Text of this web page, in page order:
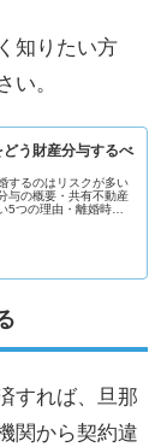
知りたい方
い。
う財産分与するべ
するのはリスクが多い
与の概要・共有不動産
5つの理由・離婚時
すれば、旦那
関から契約違